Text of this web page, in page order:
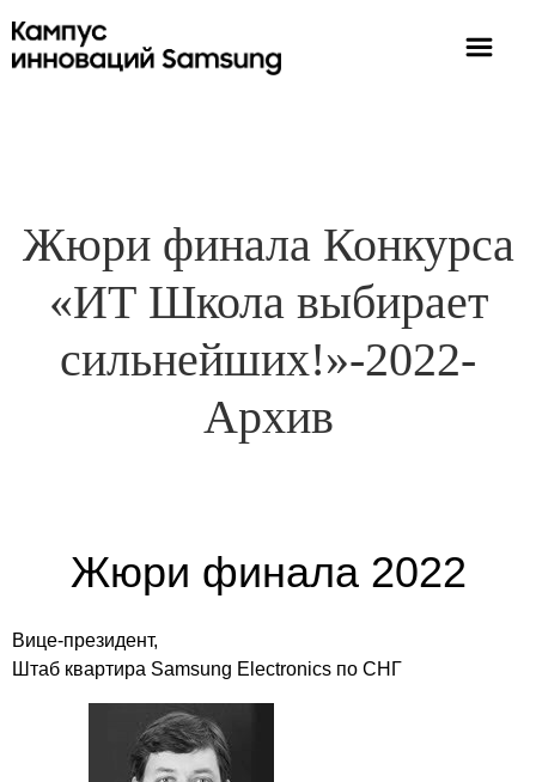
Жюри финала Конкурса
«ИТ Школа выбирает
сильнейших!»-2022-
Архив
Жюри финала 2022
Вице-президент,
Штаб квартира Samsung Electronics по СНГ